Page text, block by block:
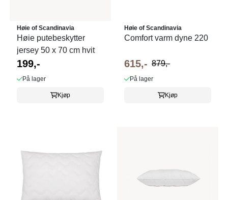
Høie of Scandinavia
Høie putebeskytter
jersey 50 x 70 cm hvit
199,-
På lager
Kjøp
Høie of Scandinavia
Comfort varm dyne 220
615,- 879,-
På lager
Kjøp